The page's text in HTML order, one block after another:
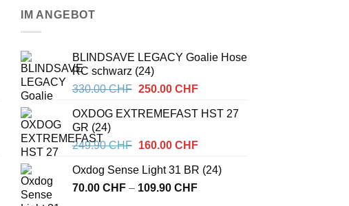
IM ANGEBOT
BLINDSAVE LEGACY Goalie Hose
RC schwarz (24)
330.00CHF Ursprünglicher
war:
250.00 CHFAktueller
ist:
OXDOG EXTREMEFAST HST 27
GR (24)
249.90CHF Ursprünglicher
war:
249.90 CHF
160.00 CHFAktueller
ist:
160.00 CHF.
Oxdog Sense Light 31 BR (24)
70.00 CHF – 109.90 CHFPreisspanne: